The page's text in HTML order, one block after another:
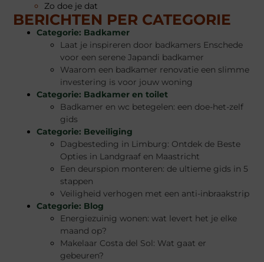
Zo doe je dat
BERICHTEN PER CATEGORIE
Categorie: Badkamer
Laat je inspireren door badkamers Enschede
voor een serene Japandi badkamer
Waarom een badkamer renovatie een slimme
investering is voor jouw woning
Categorie: Badkamer en toilet
Badkamer en wc betegelen: een doe-het-zelf
gids
Categorie: Beveiliging
Dagbesteding in Limburg: Ontdek de Beste
Opties in Landgraaf en Maastricht
Een deurspion monteren: de ultieme gids in 5
stappen
Veiligheid verhogen met een anti-inbraakstrip
Categorie: Blog
Energiezuinig wonen: wat levert het je elke
maand op?
Makelaar Costa del Sol: Wat gaat er
gebeuren?